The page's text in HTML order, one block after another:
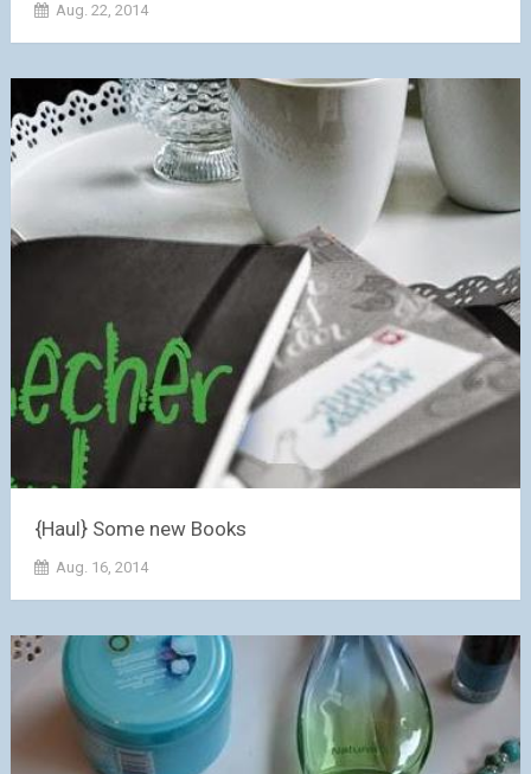
Aug. 22, 2014
{Haul} Some new Books
Aug. 16, 2014